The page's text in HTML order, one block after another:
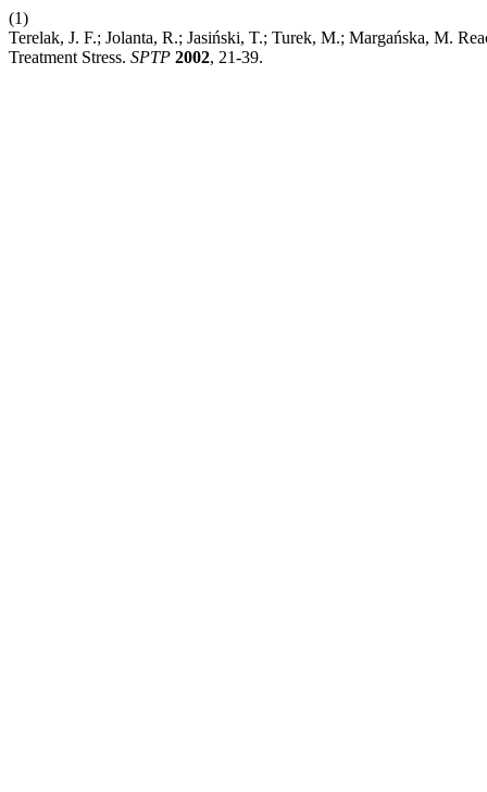
(1)
Terelak, J. F.; Jolanta, R.; Jasiński, T.; Turek, M.; Margańska, M.
Treatment Stress. SPTP 2002, 21-39.